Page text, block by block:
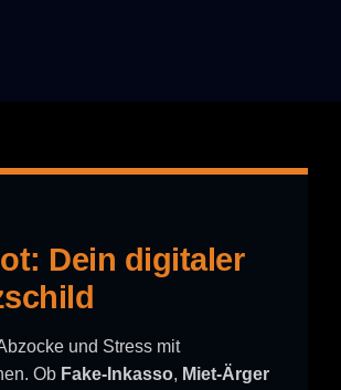
Dein digitaler
und Stress mit
Ob Fake-Inkasso, Miet-Ärger